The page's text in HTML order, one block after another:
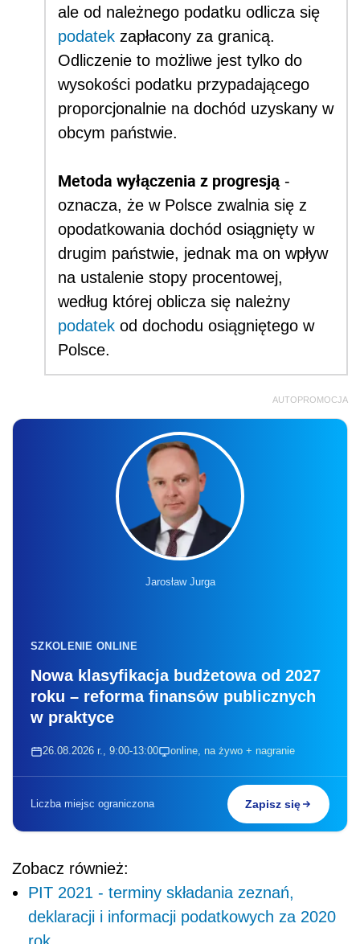
ale od należnego podatku odlicza się
podatek zapłacony za granicą.
Odliczenie to możliwe jest tylko do
wysokości podatku przypadającego
proporcjonalnie na dochód uzyskany w
obcym państwie.
Metoda wyłączenia z progresją -
oznacza, że w Polsce zwalnia się z
opodatkowania dochód osiągnięty w
drugim państwie, jednak ma on wpływ
na ustalenie stopy procentowej,
według której oblicza się należny
podatek od dochodu osiągniętego w
Polsce.
AUTOPROMOCJA
Jarosław Jurga
SZKOLENIE ONLINE
Nowa klasyfikacja budżetowa od 2027
roku – reforma finansów publicznych
w praktyce
26.08.2026 r., 9:00-13:00 online, na żywo + nagranie
Liczba miejsc ograniczona Zapisz się
Zobacz również:
PIT 2021 - terminy składania zeznań,
deklaracji i informacji podatkowych za 2020